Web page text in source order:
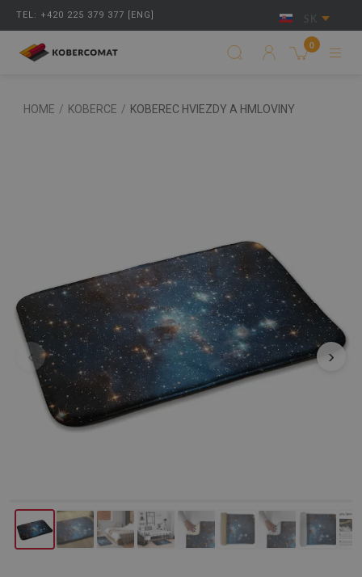
TEL: +420 225 379 377 [ENG] SK
0
HOME / KOBERCE / KOBEREC HVIEZDY A HMLOVINY
‹ ›